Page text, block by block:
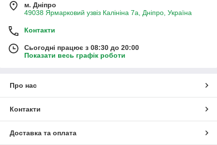
м. Дніпро
49038 Ярмарковий узвіз Калініна 7а, Дніпро, Україна
Контакти
Сьогодні працює з 08:30 до 20:00
Показати весь графік роботи
Про нас
Контакти
Доставка та оплата